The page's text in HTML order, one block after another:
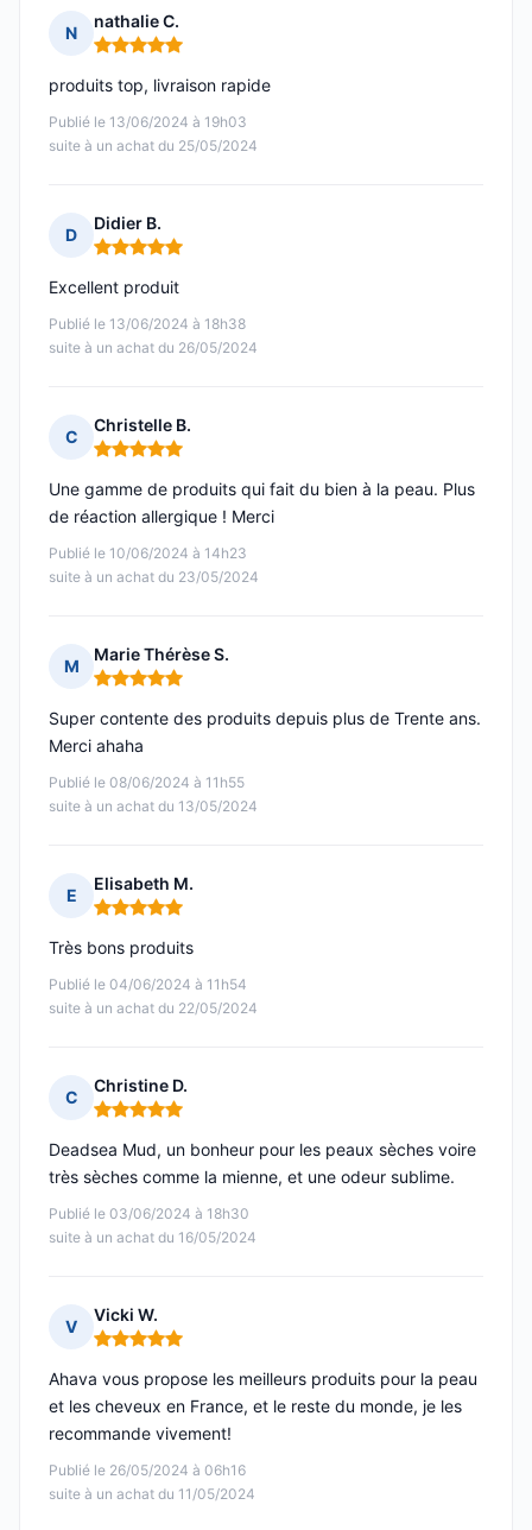
N
nathalie C.
Note : 5 sur 5
Publié le 13/06/2024 à 19h03
suite à un achat du 25/05/2024
produits top, livraison rapide
D
Didier B.
Note : 5 sur 5
Publié le 13/06/2024 à 18h38
suite à un achat du 26/05/2024
Excellent produit
C
Christelle B.
Note : 5 sur 5
Publié le 10/06/2024 à 14h23
suite à un achat du 23/05/2024
Une gamme de produits qui fait du bien à la peau. Plus
de réaction allergique ! Merci
M
Marie Thérèse S.
Note : 5 sur 5
Publié le 08/06/2024 à 11h55
suite à un achat du 13/05/2024
Super contente des produits depuis plus de Trente ans.
Merci ahaha
E
Elisabeth M.
Note : 5 sur 5
Publié le 04/06/2024 à 11h54
suite à un achat du 22/05/2024
Très bons produits
C
Christine D.
Note : 5 sur 5
Publié le 03/06/2024 à 18h30
suite à un achat du 16/05/2024
Deadsea Mud, un bonheur pour les peaux sèches voire
très sèches comme la mienne, et une odeur sublime.
V
Vicki W.
Note : 5 sur 5
Publié le 26/05/2024 à 06h16
suite à un achat du 11/05/2024
Ahava vous propose les meilleurs produits pour la peau
et les cheveux en France, et le reste du monde, je les
recommande vivement!